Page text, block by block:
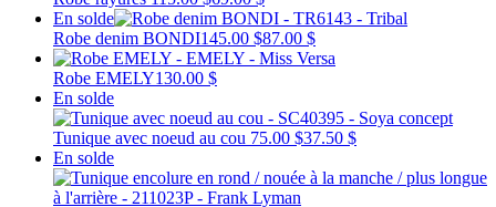
En solde
Robe denim BONDI145.00 $87.00 $
Robe EMELY130.00 $
En solde
Tunique avec noeud au cou 75.00 $37.50 $
En solde